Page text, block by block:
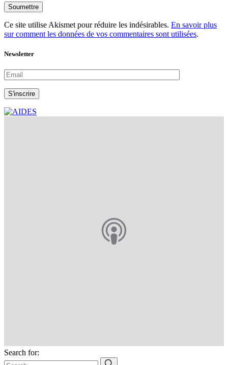
Soumettre
Ce site utilise Akismet pour réduire les indésirables. En savoir plus
sur comment les données de vos commentaires sont utilisées.
Newsletter
S'inscrire
Search for: